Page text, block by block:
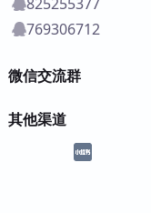
769306712
微信交流群
其他渠道